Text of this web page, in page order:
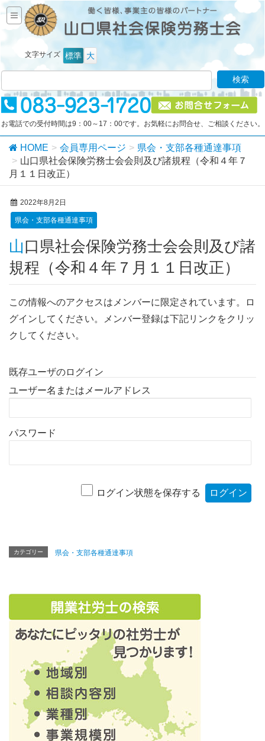
文字サイズ 標準 大
お電話での受付時間は9：00～17：00です。お気軽にお問合せ、ご相談ください。
HOME 会員専用ページ
県会・支部各種通達事項
山口県社会保険労務士会会則及び諸規程（令和４年７
月１１日改正）
2022年8月2日
県会・支部各種通達事項
山口県社会保険労務士会会則及び諸
規程（令和４年７月１１日改正）
この情報へのアクセスはメンバーに限定されています。ロ
グインしてください。メンバー登録は下記リンクをクリッ
クしてください。
既存ユーザのログイン
ユーザー名またはメールアドレス
パスワード
ログイン状態を保存する
カテゴリー 県会・支部各種通達事項